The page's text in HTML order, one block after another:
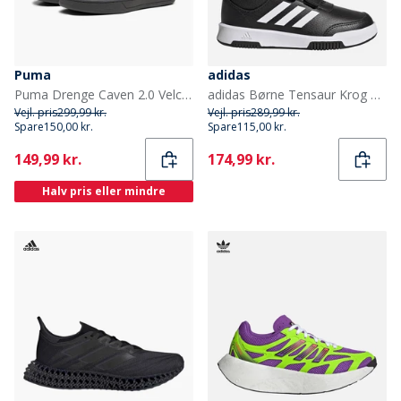
Puma
Puma Drenge Caven 2.0 Velcro Træningssko Sort/Dark Grey
Vejl. pris299,99 kr.
Spare150,00 kr.
Current
149,99 kr.
Halv pris eller mindre
adidas
adidas Børne Tensaur Krog Og Løkke Velcro Træningssko Core Black/Cloud White/Core Black
Vejl. pris289,99 kr.
Spare115,00 kr.
Current
174,99 kr.